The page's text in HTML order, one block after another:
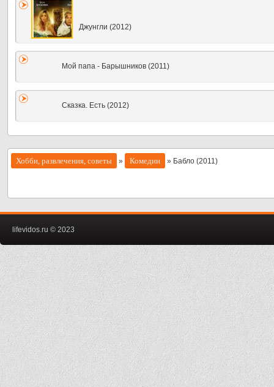
Джунгли (2012)
Мой папа - Барышников (2011)
Сказка. Есть (2012)
Хобби, развлечения, советы » Комедии » Бабло (2011)
lifevidos.ru © 2023